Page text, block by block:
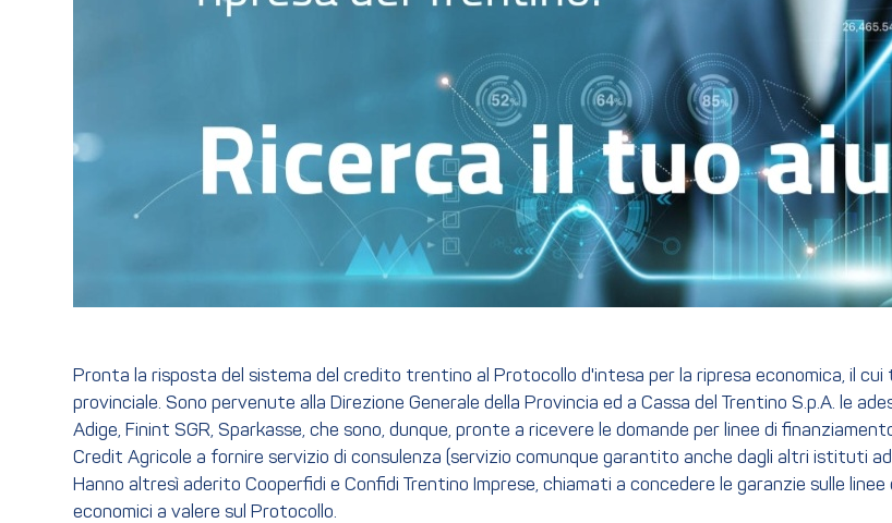
Pronta la risposta del sistema del credito trentino al Protocollo d'intesa per la ripresa economica, il
provinciale. Sono pervenute alla Direzione Generale della Provincia ed a Cassa del Trentino S.p.A. le
Adige, Finint SGR, Sparkasse, che sono, dunque, pronte a ricevere le domande per linee di
Credit Agricole a fornire servizio di consulenza (servizio comunque garantito anche dagli altri istituti
Hanno altresì aderito Cooperfidi e Confidi Trentino Imprese, chiamati a concedere le garanzie sulle
economici a valere sul Protocollo.